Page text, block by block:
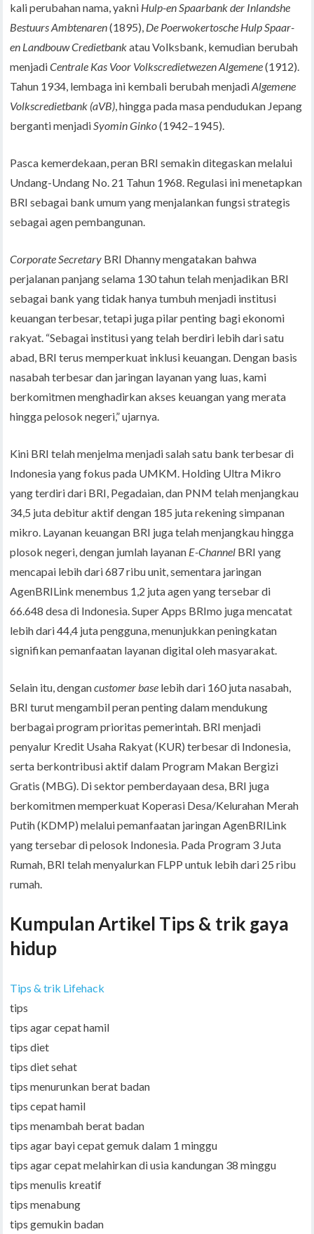
kali perubahan nama, yakni Hulp-en Spaarbank der Inlandshe
Bestuurs Ambtenaren(1895), De Poerwokertosche Hulp Spaar-
en Landbouw Credietbankatau Volksbank, kemudian berubah
menjadiCentrale Kas Voor Volkscredietwezen Algemene(1912).
Tahun 1934, lembaga ini kembali berubah menjadiAlgemene
Volkscredietbank (aVB), hingga pada masa pendudukan Jepang
berganti menjadiSyomin Ginko(1942–1945).
Pasca kemerdekaan, peran BRI semakin ditegaskan melalui
Undang-Undang No. 21 Tahun 1968. Regulasi ini menetapkan
BRI sebagai bank umum yang menjalankan fungsi strategis
sebagai agen pembangunan.
Corporate Secretary BRI Dhanny mengatakan bahwa
perjalanan panjang selama 130 tahun telah menjadikan BRI
sebagai bank yang tidak hanya tumbuh menjadi institusi
keuangan terbesar, tetapi juga pilar penting bagi ekonomi
rakyat. “Sebagai institusi yang telah berdiri lebih dari satu
abad, BRI terus memperkuat inklusi keuangan. Dengan basis
nasabah terbesar dan jaringan layanan yang luas, kami
berkomitmen menghadirkan akses keuangan yang merata
hingga pelosok negeri,” ujarnya.
Kini BRI telah menjelma menjadi salah satu bank terbesar di
Indonesia yang fokus pada UMKM. Holding Ultra Mikro
yang terdiri dari BRI, Pegadaian, dan PNM telah menjangkau
34,5 juta debitur aktif dengan 185 juta rekening simpanan
mikro. Layanan keuangan BRI juga telah menjangkau hingga
plosok negeri, dengan jumlah layanan E-Channel BRI yang
mencapai lebih dari 687 ribu unit, sementara jaringan
AgenBRILink menembus 1,2 juta agen yang tersebar di
66.648 desa di Indonesia. Super Apps BRImo juga mencatat
lebih dari 44,4 juta pengguna, menunjukkan peningkatan
signifikan pemanfaatan layanan digital oleh masyarakat.
Selain itu, dengancustomer base lebih dari 160 juta nasabah,
BRI turut mengambil peran penting dalam mendukung
berbagai program prioritas pemerintah. BRI menjadi
penyalur Kredit Usaha Rakyat (KUR) terbesar di Indonesia,
serta berkontribusi aktif dalam Program Makan Bergizi
Gratis (MBG). Di sektor pemberdayaan desa, BRI juga
berkomitmen memperkuat Koperasi Desa/Kelurahan Merah
Putih (KDMP) melalui pemanfaatan jaringan AgenBRILink
yang tersebar di pelosok Indonesia. Pada Program 3 Juta
Rumah, BRI telah menyalurkan FLPP untuk lebih dari 25 ribu
rumah.
Kumpulan Artikel Tips & trik gaya
hidup
Tips & trik Lifehack
tips
tips agar cepat hamil
tips diet
tips diet sehat
tips menurunkan berat badan
tips cepat hamil
tips menambah berat badan
tips agar bayi cepat gemuk dalam 1 minggu
tips agar cepat melahirkan di usia kandungan 38 minggu
tips menulis kreatif
tips menabung
tips gemukin badan